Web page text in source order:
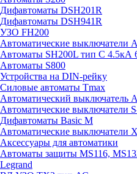
Дифавтоматы DSH201R
Дифавтоматы DSH941R
УЗО FH200
Автоматические выключатели
Автоматы SH200L тип С 4.5кА
Автоматы S800
Устройства на DIN-рейку
Силовые автоматы Tmax
Автоматический выключатель
Автоматические выключатели
Дифавтоматы Basic M
Автоматические выключатели
Аксессуары для автоматики
Автоматы защиты MS116,
Legrand